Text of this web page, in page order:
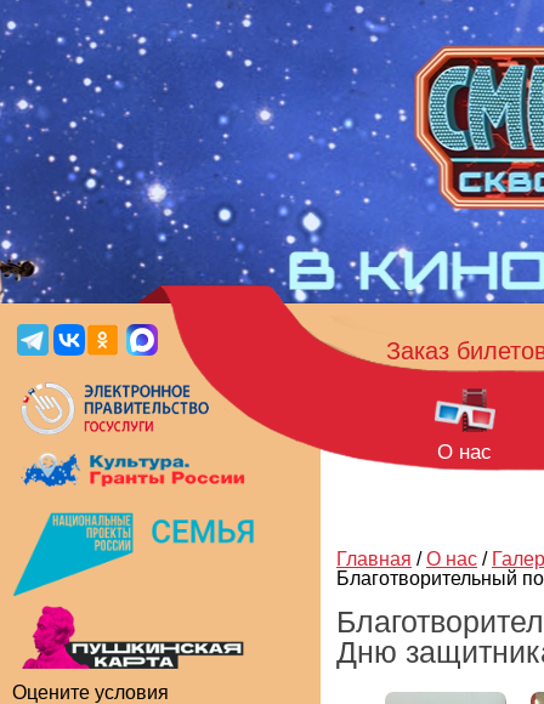
Оцените условия
Заказ
О нас
Главная / О нас /
Благотворительный
Дню